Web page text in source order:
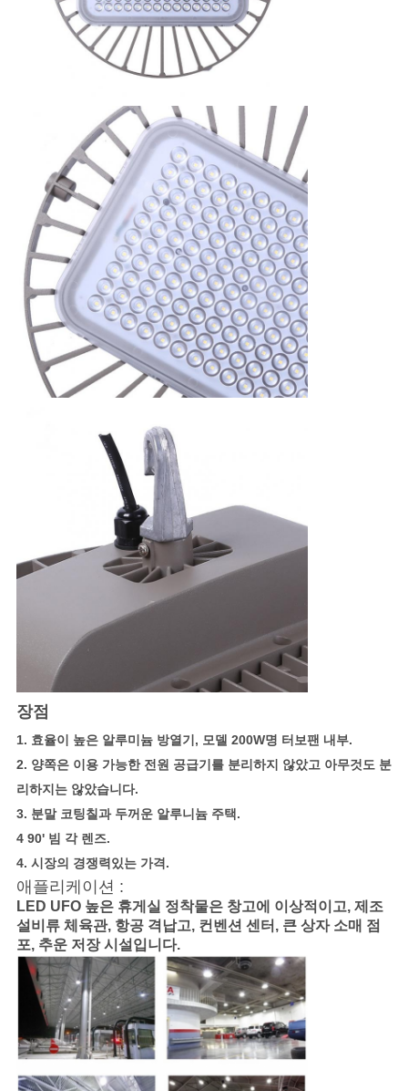
장점
1. 효율이 높은 알루미늄 방열기, 모델 200W명 터보팬 내부.
2. 양쪽은 이용 가능한 전원 공급기를 분리하지 않았고 아무것도 분
리하지는 않았습니다.
3. 분말 코팅칠과 두꺼운 알루니늄 주택.
4 90' 빔 각 렌즈.
4. 시장의 경쟁력있는 가격.
애플리케이션 :
LED UFO 높은 휴게실 정착물은 창고에 이상적이고, 제조
설비류 체육관, 항공 격납고, 컨벤션 센터, 큰 상자 소매 점
포, 추운 저장 시설입니다.